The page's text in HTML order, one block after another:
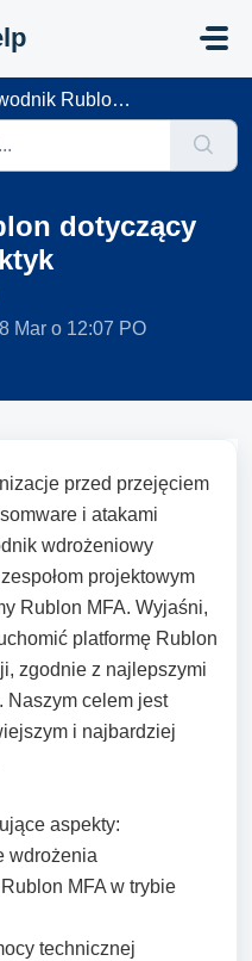
dotyczący najlepszych praktyk wdrożenio...
dotyczący
Mar o 12:07 PO
przed przejęciem
i atakami
wdrożeniowy
projektowym
Rublon MFA. Wyjaśni,
platformę Rublon
zgodnie z najlepszymi
Naszym celem jest
i najbardziej
aspekty:
wdrożenia
MFA w trybie
technicznej